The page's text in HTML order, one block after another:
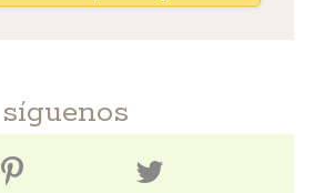
síguenos